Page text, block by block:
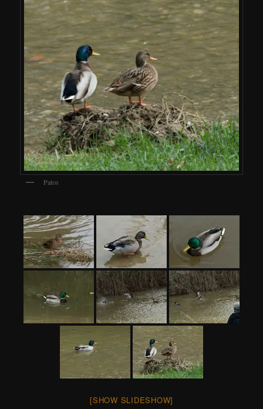
Patos
[SHOW SLIDESHOW]